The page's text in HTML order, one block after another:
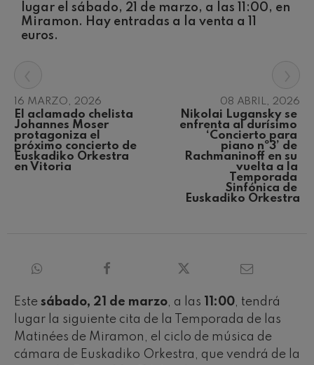
lugar el sábado, 21 de marzo, a las 11:00, en
Miramon. Hay entradas a la venta a 11
euros.
16 MARZO, 2026
El aclamado chelista
Johannes Moser
protagoniza el
próximo concierto de
Euskadiko Orkestra
en Vitoria
08 ABRIL, 2026
Nikolai Lugansky se
enfrenta al durísimo
‘Concierto para
piano nº3’ de
Rachmaninoff en su
vuelta a la
Temporada
Sinfónica de
Euskadiko Orkestra
Este sábado, 21 de marzo, a las 11:00, tendrá
lugar la siguiente cita de la Temporada de las
Matinées de Miramon, el ciclo de música de
cámara de Euskadiko Orkestra, que vendrá de la
Concierto para violín nº5
Wolfgang Amadeus Mozart
Robert Schumann: Concierto
Gabriel Fauré: Pelléas et
Mélisande
Gabriel Fauré
Franz Schubert: Sinfonía nº9,
Franz Schubert
Wolfgang Amadeus Mozart:
Concierto para clarinete
Wolfgang Amadeus Mozart